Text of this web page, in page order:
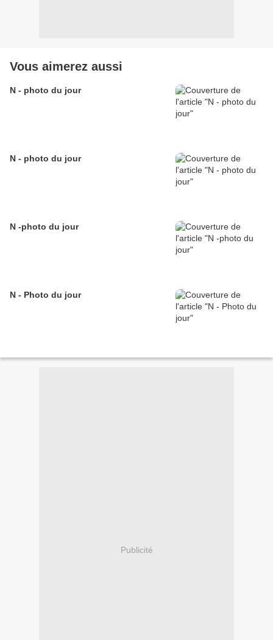
Vous aimerez aussi
N - photo du jour
N - photo du jour
N -photo du jour
N - Photo du jour
Publicité